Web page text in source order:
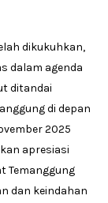
dikukuhkan,
dalam agenda
ditandai
di depan
2025
apresiasi
Temanggung
dan keindahan